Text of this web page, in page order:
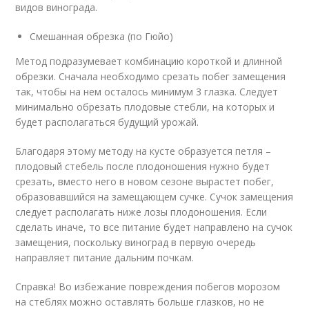
видов винограда.
Смешанная обрезка (по Гюйо)
Метод подразумевает комбинацию короткой и длинной
обрезки. Сначала необходимо срезать побег замещения
так, чтобы на нем осталось минимум 3 глазка. Следует
минимально обрезать плодовые стебли, на которых и
будет располагаться будущий урожай.
Благодаря этому методу на кусте образуется петля –
плодовый стебель после плодоношения нужно будет
срезать, вместо него в новом сезоне вырастет побег,
образовавшийся на замещающем сучке. Сучок замещения
следует располагать ниже лозы плодоношения. Если
сделать иначе, то все питание будет направлено на сучок
замещения, поскольку виноград в первую очередь
направляет питание дальним почкам.
Справка! Во избежание повреждения побегов морозом
на стеблях можно оставлять больше глазков, но не